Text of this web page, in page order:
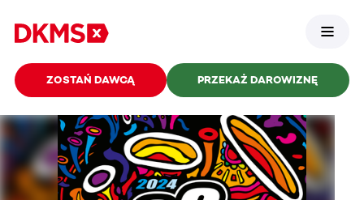
ZOSTAŃ DAWCĄ PRZEKAŻ DAROWIZNĘ